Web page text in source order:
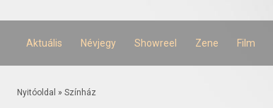
tartalomra
Aktuális Névjegy Showreel Zene Film
Jelenlegi hely
Nyitóoldal » Színház